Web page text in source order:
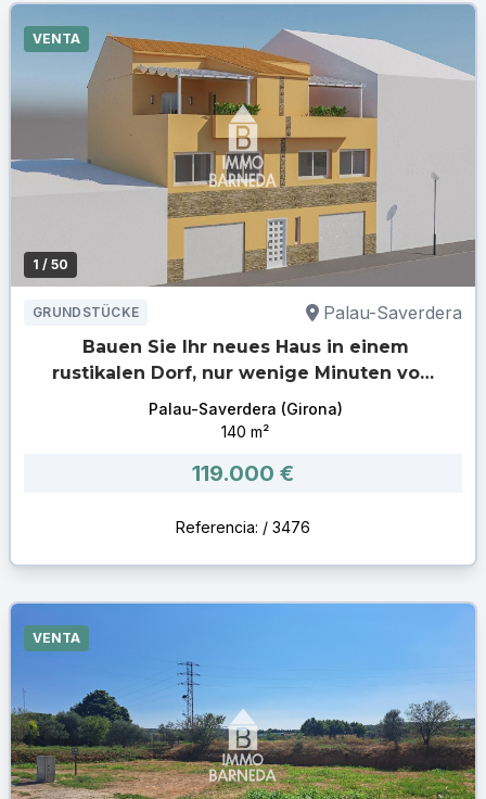
1 / 50
VENTA
GRUNDSTÜCKE Palau-Saverdera
Bauen Sie Ihr neues Haus in einem
rustikalen Dorf, nur wenige Minuten vom
Strand entfernt!
Palau-Saverdera (Girona)
140 m²
119.000 €
Referencia: / 3476
VENTA